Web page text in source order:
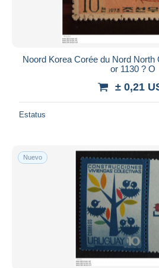
Noord Korea Corée du Nord North
or 1130 ? O
± 0,21
Estatus
Nuevo